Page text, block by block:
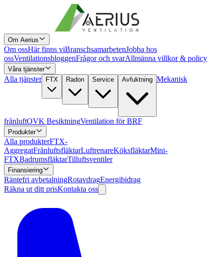
Om Aerius
Om ossHär finns viBranschsamarbetenJobba hos
ossVentilationsbloggenFrågor och svarAllmänna villkor & policy
Våra tjänster
Alla tjänster FTX Radon Service Avfuktning Mekanisk
frånluftOVK BesiktningVentilation för BRF
Produkter
Alla produkterFTX-
AggregatFrånluftsfläktarLuftrenareKöksfläktarMini-
FTXBadrumsfläktarTilluftsventiler
Finansiering
Räntefri avbetalningRotavdragEnergibidrag
Räkna ut ditt prisKontakta oss